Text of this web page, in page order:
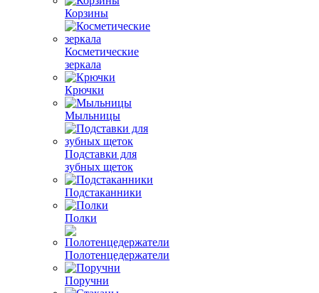
Корзины
Косметические
зеркала
Крючки
Мыльницы
Подставки для
зубных щеток
Подстаканники
Полки
Полотенцедержатели
Поручни